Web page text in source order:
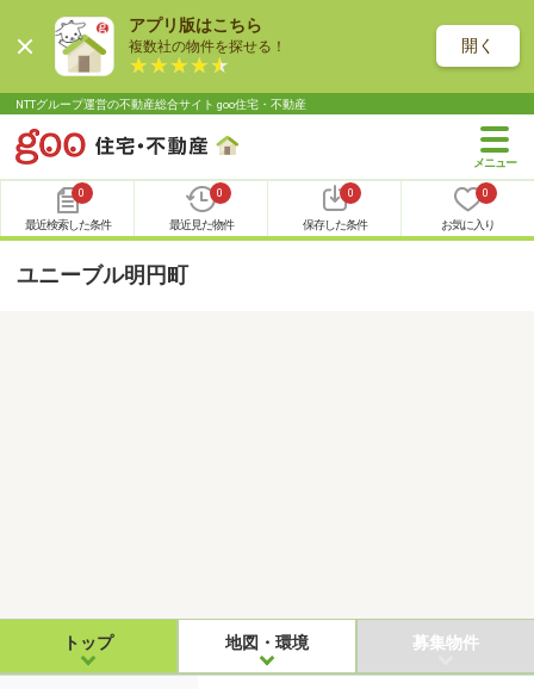
アプリ版はこちら
複数社の物件を探せる！ 開く
NTTグループ運営の不動産総合サイト goo住宅・不動産
0
最近検索した条件
0
最近見た物件
0
保存した条件
0
お気に入り
ユニーブル明円町
トップ 地図・環境 募集物件